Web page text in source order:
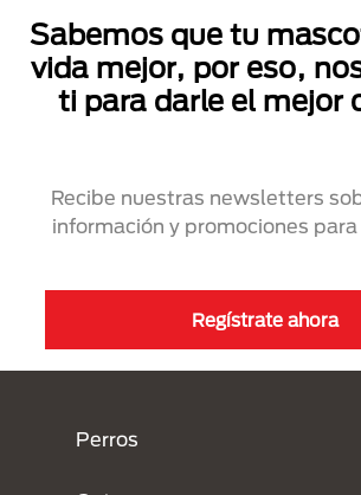
Sabemos que tu
vida mejor, por eso,
ti para darle el mejor
Recibe nuestras newsletters
información y promociones
Regístrate ahora
Perros